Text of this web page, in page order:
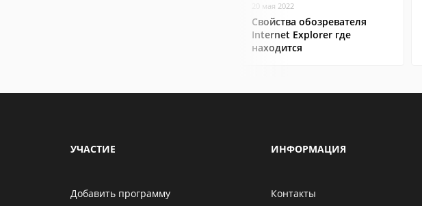
20 мая 2022
Свойства обозревателя
Internet Explorer где
находится
УЧАСТИЕ
Добавить программу
ИНФОРМАЦИЯ
Контакты